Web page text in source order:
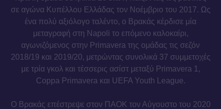
σε αγώνα Κυπέλλου Ελλάδας τον Νοέμβριο του 2017. Ως
ένα πολύ αξιόλογο ταλέντο, ο Βρακάς κέρδισε μία
μεταγραφή στη Napoli το επόμενο καλοκαίρι,
αγωνιζόμενος στην Primavera της ομάδας τις σεζόν
2018/19 και 2019/20, μετρώντας συνολικά 37 συμμετοχές
με τρία γκολ και τέσσερις ασίστ μεταξύ Primavera 1,
Coppa Primavera και UEFA Youth League.
Ο Βρακάς επέστρεψε στον ΠΑΟΚ τον Αύγουστο του 2020